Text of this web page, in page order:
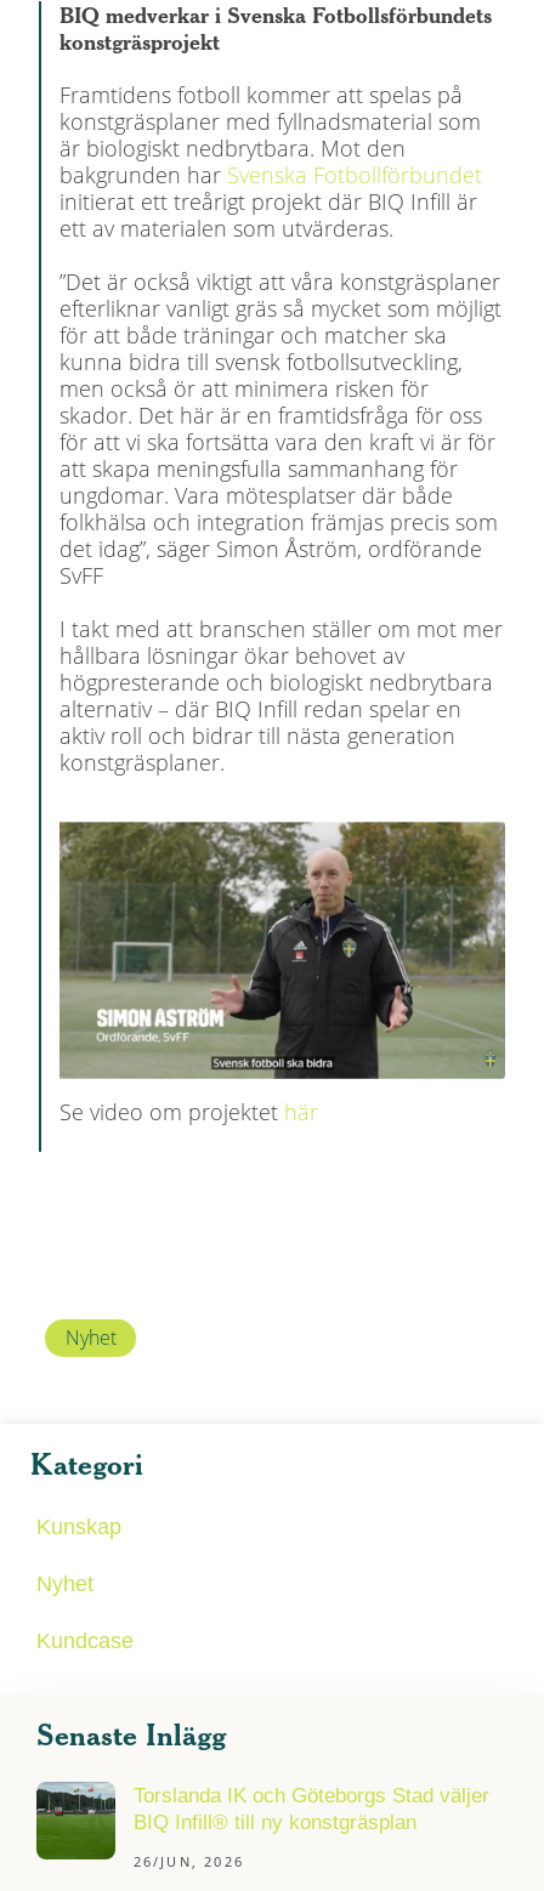
BIQ medverkar i Svenska Fotbollsförbundets
konstgräsprojekt
Framtidens fotboll kommer att spelas på
konstgräsplaner med fyllnadsmaterial som
är biologiskt nedbrytbara. Mot den
bakgrunden har Svenska Fotbollförbundet
initierat ett treårigt projekt där BIQ Infill är
ett av materialen som utvärderas.
”Det är också viktigt att våra konstgräsplaner
efterliknar vanligt gräs så mycket som möjligt
för att både träningar och matcher ska
kunna bidra till svensk fotbollsutveckling,
men också ör att minimera risken för
skador. Det här är en framtidsfråga för oss
för att vi ska fortsätta vara den kraft vi är för
att skapa meningsfulla sammanhang för
ungdomar. Vara mötesplatser där både
folkhälsa och integration främjas precis som
det idag”, säger Simon Åström, ordförande
SvFF
I takt med att branschen ställer om mot mer
hållbara lösningar ökar behovet av
högpresterande och biologiskt nedbrytbara
alternativ – där BIQ Infill redan spelar en
aktiv roll och bidrar till nästa generation
konstgräsplaner.
Se video om projektet här
Nyhet
Kategori
Kunskap
Nyhet
Kundcase
Senaste Inlägg
Torslanda IK och Göteborgs Stad väljer
BIQ Infill® till ny konstgräsplan
26/JUN, 2026